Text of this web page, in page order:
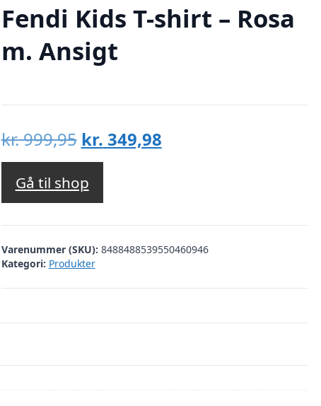
Fendi Kids T-shirt – Rosa
m. Ansigt
kr.999,95 Den
oprindelige
pris
var:
kr. 999,95.
kr. 349,98Den
kr. 349,98.
Gå til shop
Varenummer (SKU): 8488488539550460946
Kategori: Produkter